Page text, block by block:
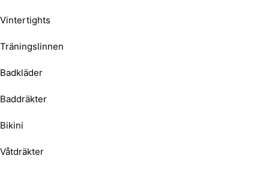
Vintertights
Träningslinnen
Badkläder
Baddräkter
Bikini
Våtdräkter